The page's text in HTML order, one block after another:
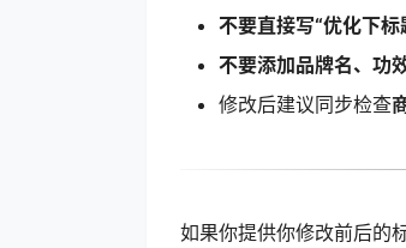
不要直接写“优化下标
不要添加品牌名、功
修改后建议同步检查
如果你提供你修改前后的